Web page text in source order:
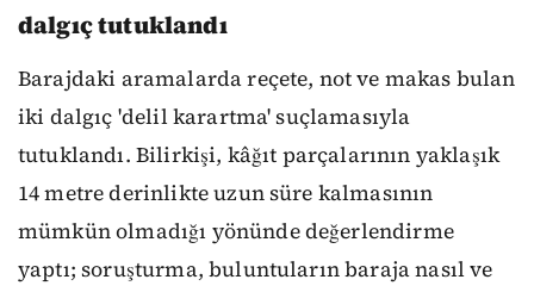
dalgıç tutuklandı
Barajdaki aramalarda reçete, not ve makas bulan
iki dalgıç 'delil karartma' suçlamasıyla
tutuklandı. Bilirkişi, kâğıt parçalarının yaklaşık
14 metre derinlikte uzun süre kalmasının
mümkün olmadığı yönünde değerlendirme
yaptı; soruşturma, buluntuların baraja nasıl ve